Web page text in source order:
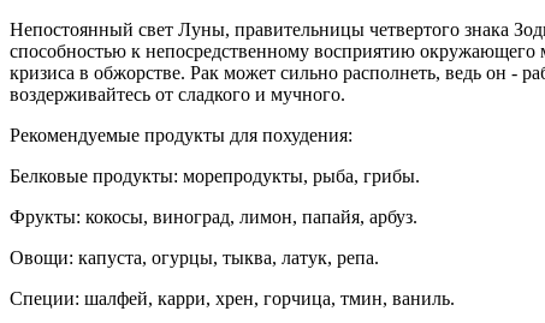
Непостоянный свет Луны, правительницы четвертого знака
способностью к непосредственному восприятию
кризиса в обжорстве. Рак может сильно располнеть, ведь он -
воздерживайтесь от сладкого и мучного.
Рекомендуемые продукты для похудения:
Белковые продукты: морепродукты, рыба, грибы.
Фрукты: кокосы, виноград, лимон, папайя, арбуз.
Овощи: капуста, огурцы, тыква, латук, репа.
Специи: шалфей, карри, хрен, горчица, тмин, ваниль.